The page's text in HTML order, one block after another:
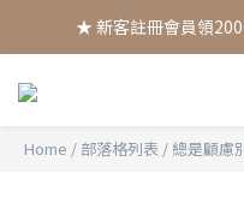
★ 新客註冊會員領200
Home / 部落格列表 / 總是顧慮